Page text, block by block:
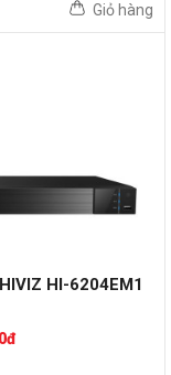
Giỏ hàng
HI-6204EM1